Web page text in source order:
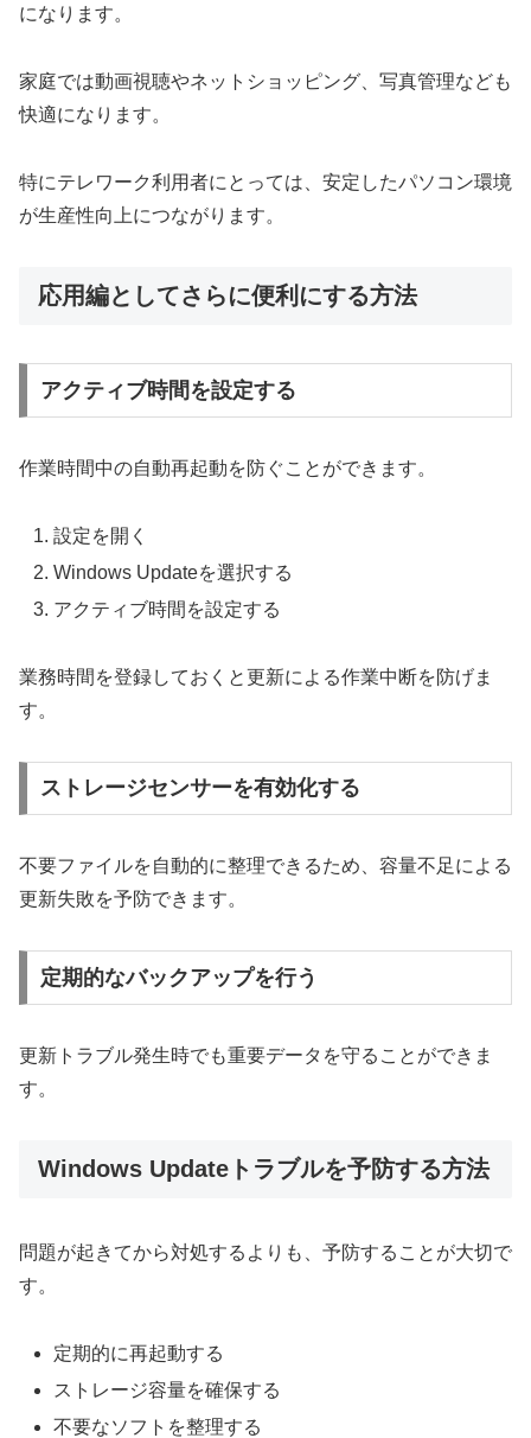
になります。
家庭では動画視聴やネットショッピング、写真管理なども
快適になります。
特にテレワーク利用者にとっては、安定したパソコン環境
が生産性向上につながります。
応用編としてさらに便利にする方法
アクティブ時間を設定する
作業時間中の自動再起動を防ぐことができます。
設定を開く
Windows Updateを選択する
アクティブ時間を設定する
業務時間を登録しておくと更新による作業中断を防げま
す。
ストレージセンサーを有効化する
不要ファイルを自動的に整理できるため、容量不足による
更新失敗を予防できます。
定期的なバックアップを行う
更新トラブル発生時でも重要データを守ることができま
す。
Windows Updateトラブルを予防する方法
問題が起きてから対処するよりも、予防することが大切で
す。
定期的に再起動する
ストレージ容量を確保する
不要なソフトを整理する